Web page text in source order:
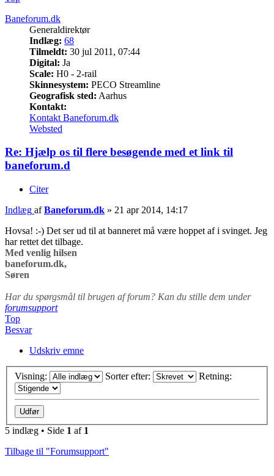
Baneforum.dk
Generaldirektør
Indlæg: 68
Tilmeldt: 30 jul 2011, 07:44
Digital: Ja
Scale: H0 - 2-rail
Skinnesystem: PECO Streamline
Geografisk sted: Aarhus
Kontakt:
Kontakt Baneforum.dk
Websted
Re: Hjælp os til flere besøgende med et link til
baneforum.d
Citer
Indlæg afBaneforum.dk » 21 apr 2014, 14:17
Hovsa! :-) Det ser ud til at banneret må være hoppet af i svinget. Jeg
har rettet det tilbage.
Med venlig hilsen
baneforum.dk,
Søren
Har du spørgsmål til brugen af forum? Kan du stille dem under
forumsupport
Top
Besvar
Udskriv emne
Visning: Sorter efter: Retning:
5 indlæg • Side 1 af 1
Tilbage til "Forumsupport"